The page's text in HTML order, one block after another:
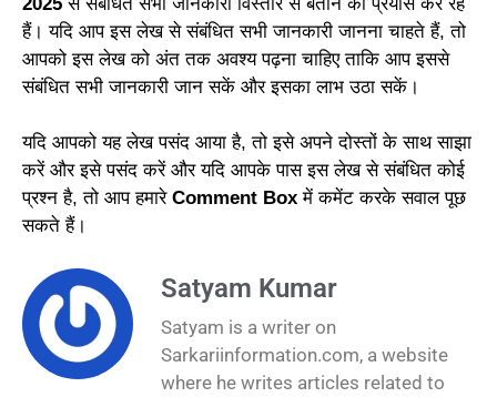
हैं। यदि आप इस लेख से संबंधित सभी जानकारी जानना चाहते हैं, तो
आपको इस लेख को अंत तक अवश्य पढ़ना चाहिए ताकि आप इससे
संबंधित सभी जानकारी जान सकें और इसका लाभ उठा सकें।
यदि आपको यह लेख पसंद आया है, तो इसे अपने दोस्तों के साथ साझा
करें और इसे पसंद करें और यदि आपके पास इस लेख से संबंधित कोई
प्रश्न है, तो आप हमारे Comment Box में कमेंट करके सवाल पूछ
सकते हैं।
Satyam Kumar
Satyam is a writer on
Sarkariinformation.com, a website
where he writes articles related to